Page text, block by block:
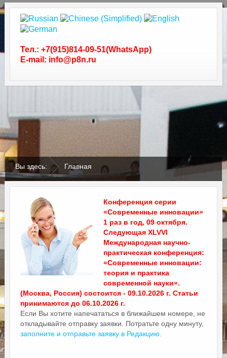
Тел.: +7(915)814-09-51(WhatsApp)
E-mail: info@p8n.ru
Вы здесь: Главная
Конференция серии
«Современные инновации»
1 раз в год, 09 октября.
Следующая XLVVI
Международная научно-
практическая конференция:
«Современные инновации:
теория и практика
современной науки».
(Москва, Россия) состоится - 09.10.2026 г. Статьи
принимаются до 06.10.2026 г.
Если Вы хотите напечататься в ближайшем номере, не
откладывайте отправку заявки. Потратьте одну минуту,
заполните и отправьте заявку в Редакцию.